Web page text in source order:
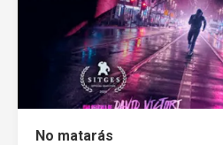
No matarás